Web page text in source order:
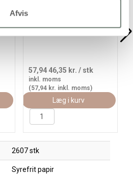
Afvis
57,94 46,35 kr. / stk
inkl. moms
(57,94 kr. inkl. moms)
Læg i kurv
2607 stk
Syrefrit papir